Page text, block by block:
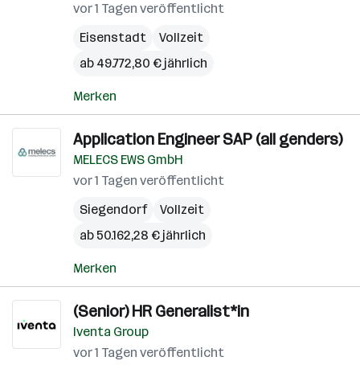
vor 1 Tagen veröffentlicht
Eisenstadt
Vollzeit
ab 49.772,80 € jährlich
Merken
Application Engineer SAP (all genders)
MELECS EWS GmbH
vor 1 Tagen veröffentlicht
Siegendorf
Vollzeit
ab 50.162,28 € jährlich
Merken
(Senior) HR Generalist*in
Iventa Group
vor 1 Tagen veröffentlicht